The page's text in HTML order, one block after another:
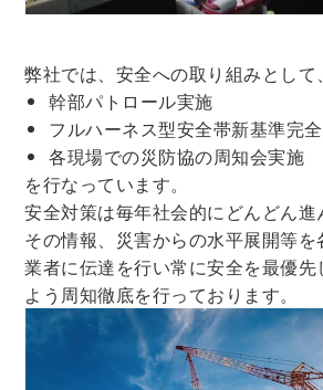
弊社では、安全への取り組みとして、
幹部パトロール実施
フルハーネス型安全帯新基準完
各現場での災防協の周知会実施
を行なっています。
安全対策は毎年社会的にどんどん進
その情報、災害からの水平展開等を
業者に伝達を行い常に安全を最優先
よう周知徹底を行っております。